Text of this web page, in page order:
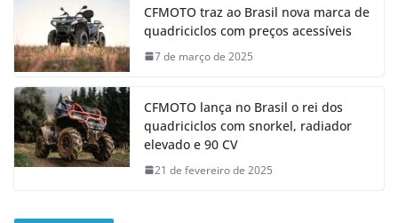
CFMOTO traz ao Brasil nova marca de
quadriciclos com preços acessíveis
7 de março de 2025
CFMOTO lança no Brasil o rei dos
quadriciclos com snorkel, radiador
elevado e 90 CV
21 de fevereiro de 2025